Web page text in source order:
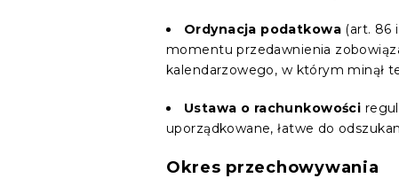
Ordynacja podatkowa(art. 86
momentu przedawnienia
kalendarzowego, w którym minął
Ustawa o rachunkowości
uporządkowane, łatwe do
Okres przechowywania